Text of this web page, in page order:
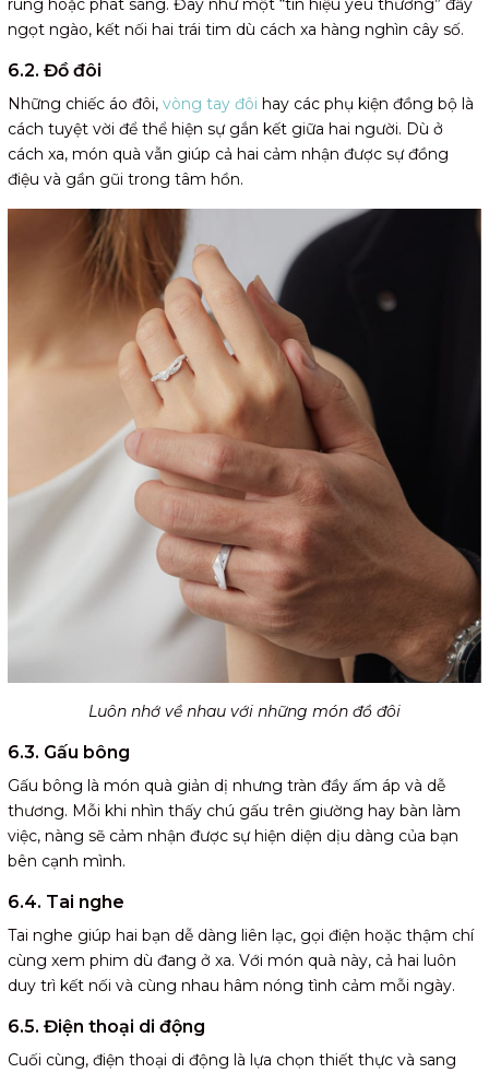
rung hoặc phát sáng. Đây như một “tín hiệu yêu thương” đầy
ngọt ngào, kết nối hai trái tim dù cách xa hàng nghìn cây số.
6.2. Đồ đôi
Những chiếc áo đôi, vòng tay đôi hay các phụ kiện đồng bộ là
cách tuyệt vời để thể hiện sự gắn kết giữa hai người. Dù ở
cách xa, món quà vẫn giúp cả hai cảm nhận được sự đồng
điệu và gần gũi trong tâm hồn.
Luôn nhớ về nhau với những món đồ đôi
6.3. Gấu bông
Gấu bông là món quà giản dị nhưng tràn đầy ấm áp và dễ
thương. Mỗi khi nhìn thấy chú gấu trên giường hay bàn làm
việc, nàng sẽ cảm nhận được sự hiện diện dịu dàng của bạn
bên cạnh mình.
6.4. Tai nghe
Tai nghe giúp hai bạn dễ dàng liên lạc, gọi điện hoặc thậm chí
cùng xem phim dù đang ở xa. Với món quà này, cả hai luôn
duy trì kết nối và cùng nhau hâm nóng tình cảm mỗi ngày.
6.5. Điện thoại di động
Cuối cùng, điện thoại di động là lựa chọn thiết thực và sang